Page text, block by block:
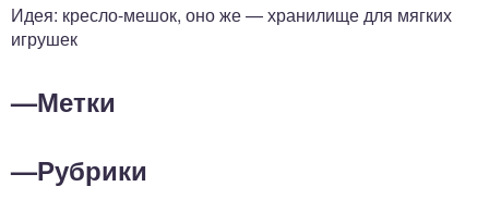
Идея: кресло-мешок, оно же — хранилище для мягких
игрушек
—Метки
—Рубрики